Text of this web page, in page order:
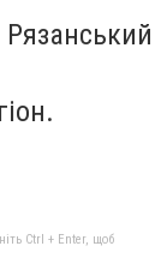
Ctrl + Enter, щоб